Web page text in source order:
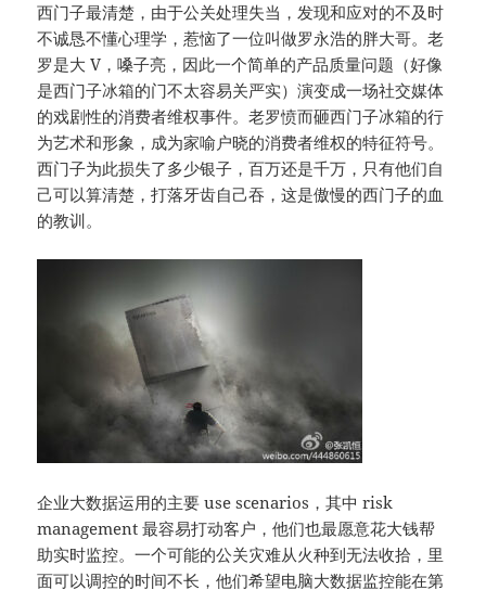
西门子最清楚，由于公关处理失当，发现和应对的不及时
不诚恳不懂心理学，惹恼了一位叫做罗永浩的胖大哥。老
罗是大 V，嗓子亮，因此一个简单的产品质量问题（好像
是西门子冰箱的门不太容易关严实）演变成一场社交媒体
的戏剧性的消费者维权事件。老罗愤而砸西门子冰箱的行
为艺术和形象，成为家喻户晓的消费者维权的特征符号。
西门子为此损失了多少银子，百万还是千万，只有他们自
己可以算清楚，打落牙齿自己吞，这是傲慢的西门子的血
的教训。
企业大数据运用的主要 use scenarios，其中 risk
management 最容易打动客户，他们也最愿意花大钱帮
助实时监控。一个可能的公关灾难从火种到无法收拾，里
面可以调控的时间不长，他们希望电脑大数据监控能在第